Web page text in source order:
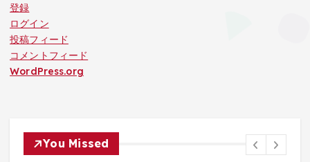
登録
ログイン
投稿フィード
コメントフィード
WordPress.org
You Missed